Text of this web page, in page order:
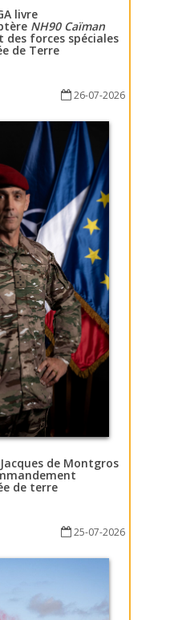
livre
NH90 Caïman
forces spéciales
de Terre
26-07-2026
de Montgros
de terre
25-07-2026